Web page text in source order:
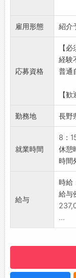
・
で、
・ノ
・
お子
い方
レ
バル
メル
クス
キャ
ラー
ボル
／
社員
様々
国産
目指
お
しょ
■機
・
・
◎業
は設
す
設
【お
■未
・将
あり
【
・機
【貸
・制
・無
・
・食
雇用形態 紹介
応募資格
【
経験
普通
【
勤務地 長野
就業時間
8：
休憩
時間
給与
時給
給与
...